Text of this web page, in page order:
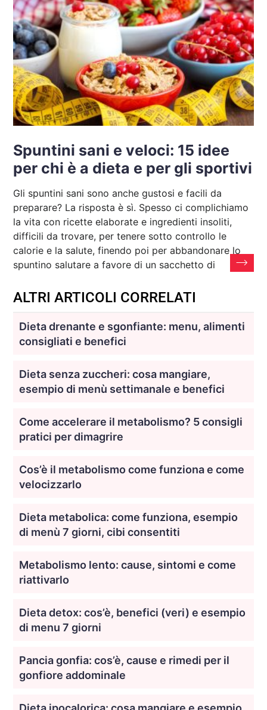
Spuntini sani e veloci: 15 idee
per chi è a dieta e per gli sportivi
Gli spuntini sani sono anche gustosi e facili da
preparare? La risposta è sì. Spesso ci complichiamo
la vita con ricette elaborate e ingredienti insoliti,
difficili da trovare, per tenere sotto controllo le
calorie e la salute, finendo poi per abbandonare lo
spuntino salutare a favore di un sacchetto di
ALTRI ARTICOLI CORRELATI
Dieta drenante e sgonfiante: menu, alimenti
consigliati e benefici
Dieta senza zuccheri: cosa mangiare,
esempio di menù settimanale e benefici
Come accelerare il metabolismo? 5 consigli
pratici per dimagrire
Cos’è il metabolismo come funziona e come
velocizzarlo
Dieta metabolica: come funziona, esempio
di menù 7 giorni, cibi consentiti
Metabolismo lento: cause, sintomi e come
riattivarlo
Dieta detox: cos’è, benefici (veri) e esempio
di menu 7 giorni
Pancia gonfia: cos’è, cause e rimedi per il
gonfiore addominale